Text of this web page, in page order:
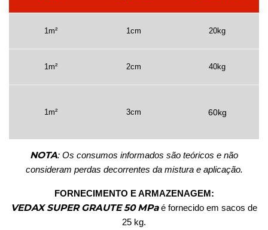
1m² 1cm 20kg
1m² 2cm 40kg
1m² 3cm 60kg
NOTA: Os consumos informados são teóricos e não
consideram perdas decorrentes da mistura e aplicação.
FORNECIMENTO E ARMAZENAGEM:
VEDAX SUPER GRAUTE 50 MPaé fornecido em sacos de
25 kg.